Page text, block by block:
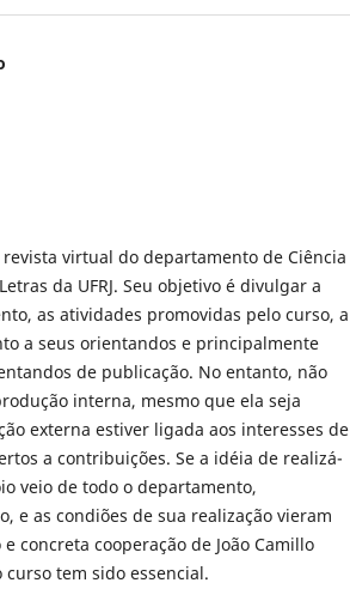
virtual do departamento de Ciência
da UFRJ. Seu objetivo é divulgar a
as atividades promovidas pelo curso, a
a seus orientandos e principalmente
de publicação. No entanto, não
interna, mesmo que ela seja
externa estiver ligada aos interesses de
a contribuições. Se a idéia de realizá-
veio de todo o departamento,
e as condiões de sua realização vieram
concreta cooperação de João Camillo
tem sido essencial.